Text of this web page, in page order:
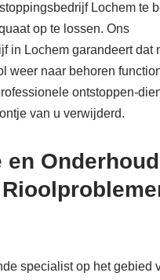
Lochem te
op te lossen. Ons
in Lochem garandeert dat
weer naar behoren
ontstoppen-
van u verwijderd.
en
specialist op het gebied